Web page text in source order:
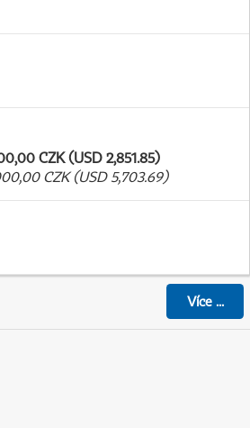
CZK (USD 2,851.85)
CZK (USD 5,703.69)
Více...